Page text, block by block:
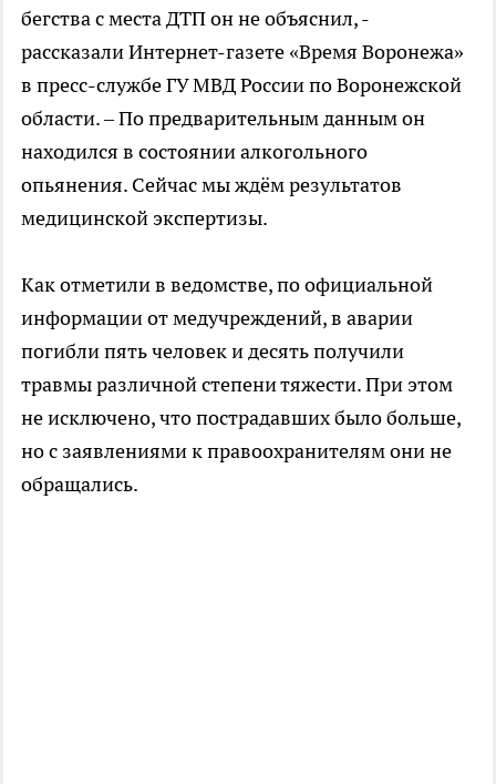
бегства с места ДТП он не объяснил, -
рассказали Интернет-газете «Время Воронежа»
в пресс-службе ГУ МВД России по Воронежской
области. – По предварительным данным он
находился в состоянии алкогольного
опьянения. Сейчас мы ждём результатов
медицинской экспертизы.
Как отметили в ведомстве, по официальной
информации от медучреждений, в аварии
погибли пять человек и десять получили
травмы различной степени тяжести. При этом
не исключено, что пострадавших было больше,
но с заявлениями к правоохранителям они не
обращались.